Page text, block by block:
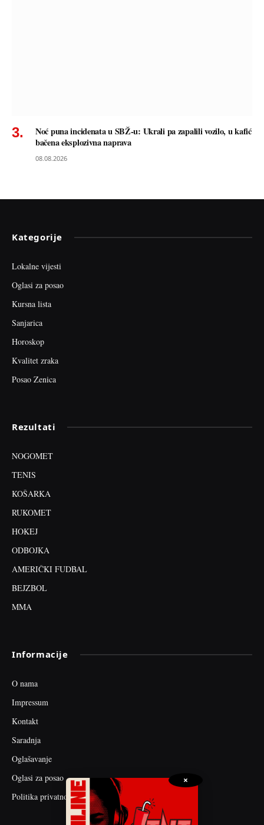
Noć puna incidenata u SBŽ-u: Ukrali pa zapalili vozilo, u kafić
bačena eksplozivna naprava
08.08.2026
Kategorije
Lokalne vijesti
Oglasi za posao
Kursna lista
Sanjarica
Horoskop
Kvalitet zraka
Posao Zenica
Rezultati
NOGOMET
TENIS
KOŠARKA
RUKOMET
HOKEJ
ODBOJKA
AMERIČKI FUDBAL
BEJZBOL
MMA
Informacije
O nama
Impressum
Kontakt
Saradnja
Oglašavanje
Oglasi za posao
Politika privatnosti
×